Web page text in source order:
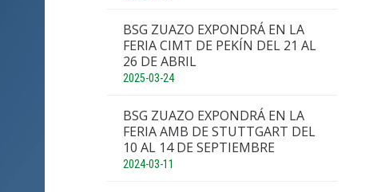
BSG ZUAZO EXPONDRÁ EN LA
FERIA CIMT DE PEKÍN DEL 21 AL
26 DE ABRIL
2025-03-24
BSG ZUAZO EXPONDRÁ EN LA
FERIA AMB DE STUTTGART DEL
10 AL 14 DE SEPTIEMBRE
2024-03-11